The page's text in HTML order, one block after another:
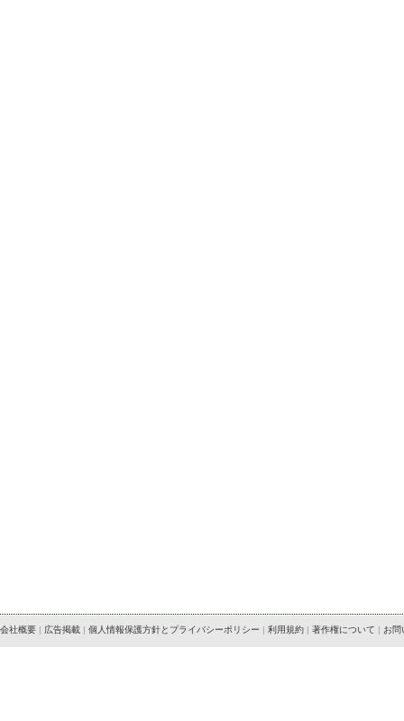
会社概要 | 広告掲載 | 個人情報保護方針とプライバシーポリシー | 利用規約 | 著作権について | お問